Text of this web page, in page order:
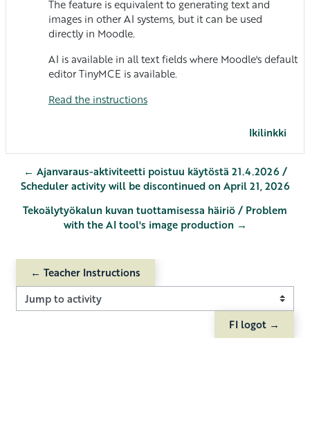
The feature is equivalent to generating text and
images in other AI systems, but it can be used
directly in Moodle.
AI is available in all text fields where Moodle's default
editor TinyMCE is available.
Read the instructions
Ikilinkki
← Ajanvaraus-aktiviteetti poistuu käytöstä 21.4.2026 /
Scheduler activity will be discontinued on April 21, 2026
Tekoälytyökalun kuvan tuottamisessa häiriö / Problem
with the AI ​​tool's image production →
← Teacher Instructions
Jump to activity
FI logot →